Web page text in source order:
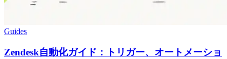
Guides
Zendesk自動化ガイド：トリガー、オートメーショ